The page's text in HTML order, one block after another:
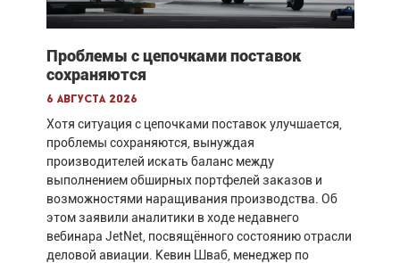
Проблемы с цепочками поставок
сохраняются
6 августа 2026
Хотя ситуация с цепочками поставок улучшается,
проблемы сохраняются, вынуждая
производителей искать баланс между
выполнением обширных портфелей заказов и
возможностями наращивания производства. Об
этом заявили аналитики в ходе недавнего
вебинара JetNet, посвящённого состоянию отрасли
деловой авиации. Кевин Шваб, менеджер по